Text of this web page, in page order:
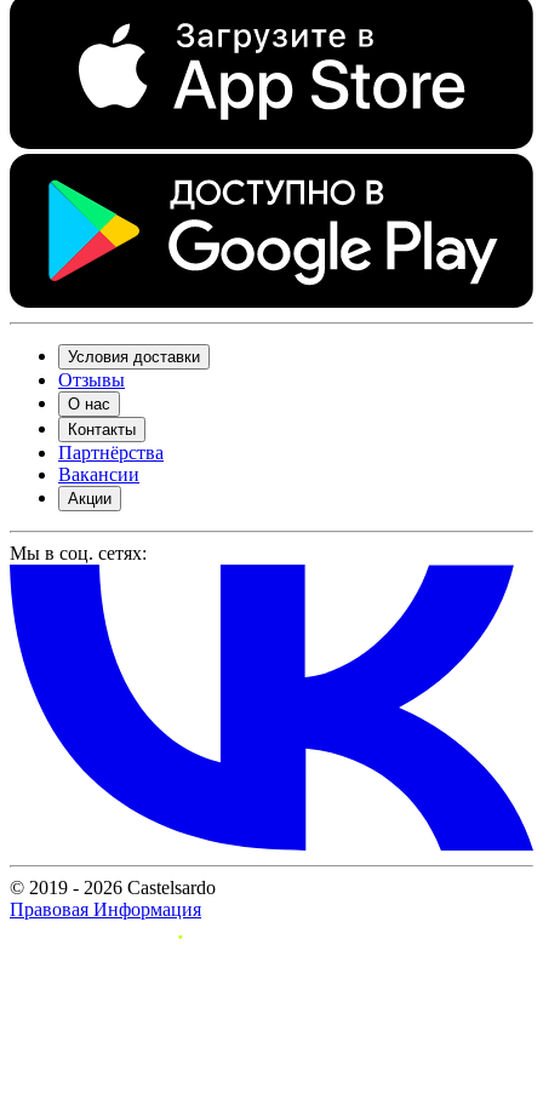
Условия доставки
Отзывы
О нас
Контакты
Партнёрства
Вакансии
Акции
Мы в соц. сетях:
© 2019 - 2026 Castelsardo
Правовая Информация